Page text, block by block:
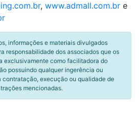
, www.admall.com.br e
informações e materiais divulgados
responsabilidade dos associados que os
exclusivamente como facilitadora do
possuindo qualquer ingerência ou
contratação, execução ou qualidade de
mencionadas.